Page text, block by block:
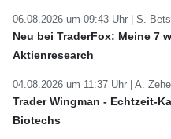
06.08.2026 um 09:43 Uhr | S.
Neu bei TraderFox: Meine 7
Aktienresearch
04.08.2026 um 11:37 Uhr | A.
Trader Wingman - Echtzeit-
Biotechs